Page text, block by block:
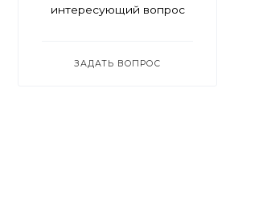
интересующий вопрос
ЗАДАТЬ ВОПРОС